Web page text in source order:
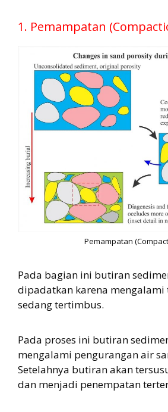
1. Pemampatan
Pemampatan
Pada bagian ini butiran
dipadatkan karena mengalami
sedang tertimbus.
Pada proses ini butiran
mengalami pengurangan air
Setelahnya butiran akan
dan menjadi penempatan